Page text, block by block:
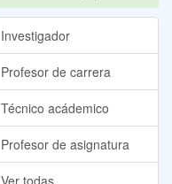
Investigador
Profesor de carrera
Técnico acádemico
Profesor de asignatura
Ver todas